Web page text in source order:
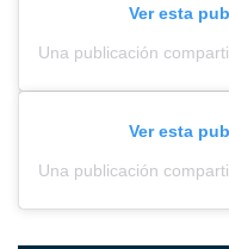
Ver esta
Ver esta